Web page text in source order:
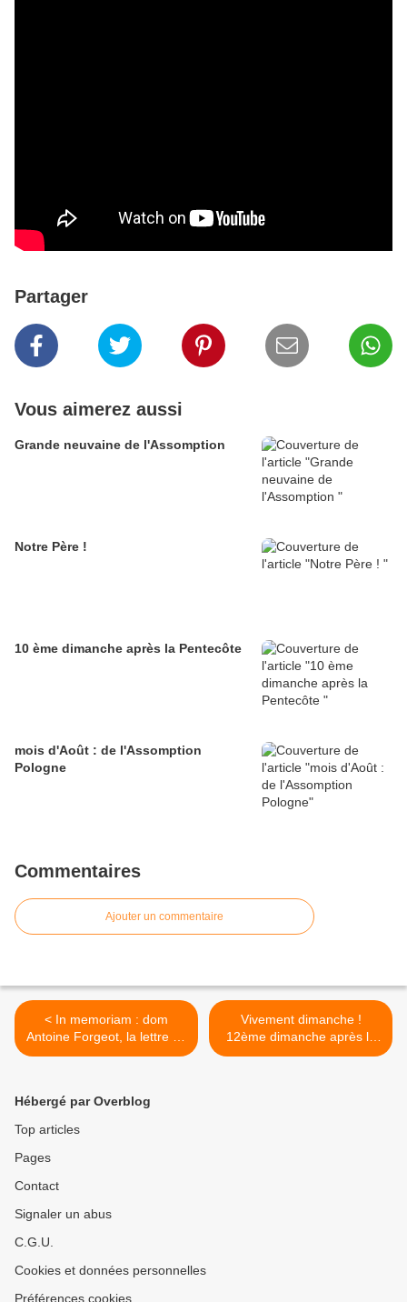
Partager
Vous aimerez aussi
Grande neuvaine de l'Assomption
Notre Père !
10 ème dimanche après la Pentecôte
mois d'Août : de l'Assomption
Pologne
Commentaires
Ajouter un commentaire
< In memoriam : dom
Antoine Forgeot, la lettre du
pays basque.
Vivement dimanche !
12ème dimanche après la
Pentecôte. >
Hébergé par Overblog
Top articles
Pages
Contact
Signaler un abus
C.G.U.
Cookies et données personnelles
Préférences cookies